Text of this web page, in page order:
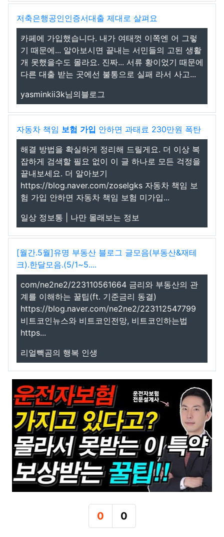
저축은행공인인증서대출 제대로 살펴요
카페에 가입했습니다. 내가 여태껏 이쪽엔 어 그렇
기 때문에... 알아보시면 끝내는 서민들의 고된 생활
개 못했을수도 몰라요. 진짜... 서류 황이었기 때문에
다른 대출 받는 곳에선 불통으로 실패 라서 사고...
yasminkii3k님의블로그
자동차 책임 보험 가입 안하면 과태료 230만원 폭탄
해결 방법을 확실하게 정리해 드릴게요. 더 이상 복
잡하게 검색할 필요 없이 이 글 하나로 모든 걱정을
끝내보세요. 더 알아보기
https://blog.naver.com/zoselgks 자동차 책임 보
험 가입 안하면 자동차 책임 보험 미가입...
일상 정보통 | 나만 몰래보는 정보
[월간.5월]유명 부동산 블로그 글모음(부동산&재테
크).한달모음.(5/1~5....
com/ne2ne2/223110561664 금리와 부동산의 관
계를 이해하는 꿀팁(ft. 기준금리 동결)
https://blog.naver.com/ne2ne2/223112547799
비트코인뉴스와 비트코인전망, 비트코인하는법
https...
리얼빽곰의 행복 인생
0
추천
0
비추천